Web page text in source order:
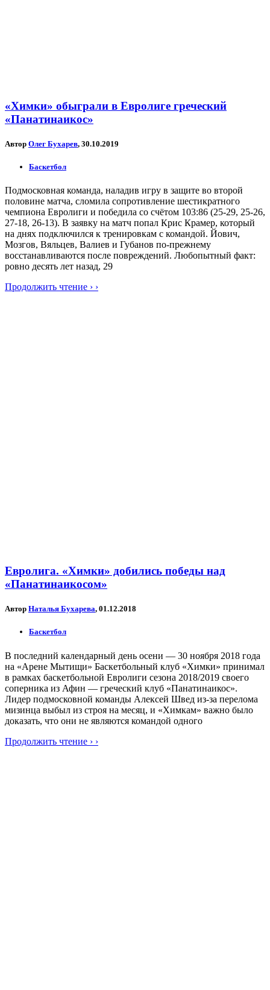
«Химки» обыграли в Евролиге греческий
«Панатинаикос»
Автор Олег Бухарев, 30.10.2019
Баскетбол
Подмосковная команда, наладив игру в защите во второй
половине матча, сломила сопротивление шестикратного
чемпиона Евролиги и победила со счётом 103:86 (25-29, 25-26,
27-18, 26-13). В заявку на матч попал Крис Крамер, который
на днях подключился к тренировкам с командой. Йович,
Мозгов, Вяльцев, Валиев и Губанов по-прежнему
восстанавливаются после повреждений. Любопытный факт:
ровно десять лет назад, 29
Продолжить чтение › ›
Евролига. «Химки» добились победы над
«Панатинаикосом»
Автор Наталья Бухарева, 01.12.2018
Баскетбол
В последний календарный день осени — 30 ноября 2018 года
на «Арене Мытищи» Баскетбольный клуб «Химки» принимал
в рамках баскетбольной Евролиги сезона 2018/2019 своего
соперника из Афин — греческий клуб «Панатинаикос».
Лидер подмосковной команды Алексей Швед из-за перелома
мизинца выбыл из строя на месяц, и «Химкам» важно было
доказать, что они не являются командой одного
Продолжить чтение › ›